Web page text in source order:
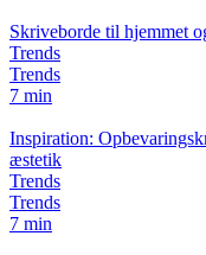
Skriveborde til hjemmet
Trends
Trends
7 min
Inspiration:
æstetik
Trends
Trends
7 min